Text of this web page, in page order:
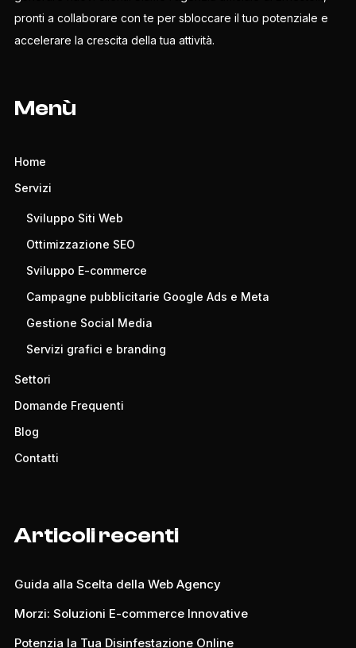
pronti a collaborare con te per sbloccare il tuo potenziale e
accelerare la crescita della tua attività.
Menù
Home
Servizi
Sviluppo Siti Web
Ottimizzazione SEO
Sviluppo E-commerce
Campagne pubblicitarie Google Ads e Meta
Gestione Social Media
Servizi grafici e branding
Settori
Domande Frequenti
Blog
Contatti
Articoli recenti
Guida alla Scelta della Web Agency
Morzi: Soluzioni E-commerce Innovative
Potenzia la Tua Disinfestazione Online